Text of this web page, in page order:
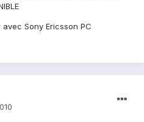
Sony Ericsson PC